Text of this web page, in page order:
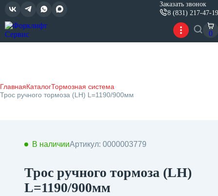
Заказать звонок
8 (831) 217-47-19
0
ГлавнаяКаталогТормозная система
Трос ручного тормоза (LH) L=1190/900мм
В наличииАртикул: 0000003779
Трос ручного тормоза (LH)
L=1190/900мм